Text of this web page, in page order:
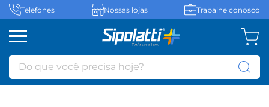
Telefones Nossas lojas Trabalhe conosco
Do que você precisa hoje?